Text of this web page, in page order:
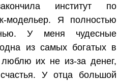
институт по
модельер. Я полностью
У меня чудесные
из самых богатых в
их не из-за денег,
У отца большой